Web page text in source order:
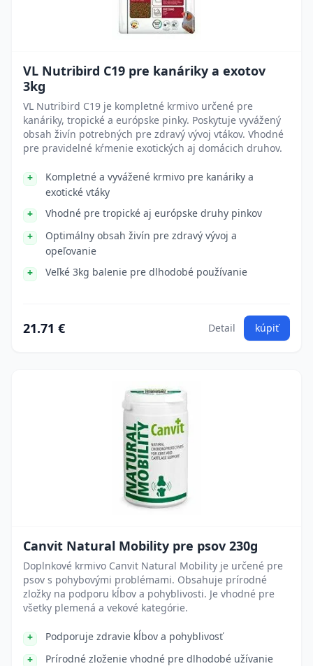
VL Nutribird C19 pre kanáriky a exotov
3kg
VL Nutribird C19 je kompletné krmivo určené pre
kanáriky, tropické a európske pinky. Poskytuje vyvážený
obsah živín potrebných pre zdravý vývoj vtákov. Vhodné
pre pravidelné kŕmenie exotických aj domácich druhov.
Kompletné a vyvážené krmivo pre kanáriky a
exotické vtáky
Vhodné pre tropické aj európske druhy pinkov
Optimálny obsah živín pre zdravý vývoj a
opeľovanie
Veľké 3kg balenie pre dlhodobé používanie
21.71 € Detail kúpiť
Canvit Natural Mobility pre psov 230g
Doplnkové krmivo Canvit Natural Mobility je určené pre
psov s pohybovými problémami. Obsahuje prírodné
zložky na podporu kĺbov a pohyblivosti. Je vhodné pre
všetky plemená a vekové kategórie.
Podporuje zdravie kĺbov a pohyblivosť
Prírodné zloženie vhodné pre dlhodobé užívanie